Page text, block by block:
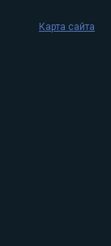
Карта сайта